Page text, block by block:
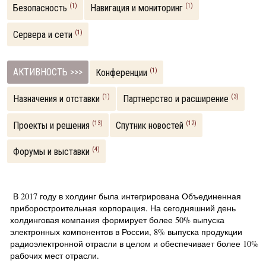
Безопасность (1) Навигация и мониторинг (1)
Сервера и сети (1)
АКТИВНОСТЬ >>> Конференции (1)
Назначения и отставки (1) Партнерство и расширение (3)
Проекты и решения (13) Спутник новостей (12)
Форумы и выставки (4)
В 2017 году в холдинг была интегрирована Объединенная
приборостроительная корпорация. На сегодняшний день
холдинговая компания формирует более 50% выпуска
электронных компонентов в России, 8% выпуска продукции
радиоэлектронной отрасли в целом и обеспечивает более 10%
рабочих мест отрасли.